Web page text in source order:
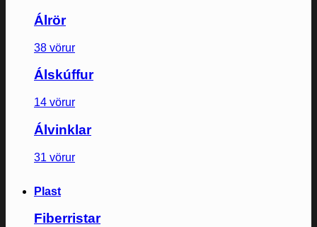
Álrör
38 vörur
Álskúffur
14 vörur
Álvinklar
31 vörur
Plast
Fiberristar